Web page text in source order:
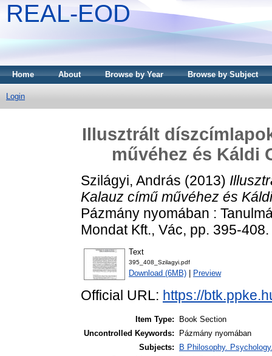
REAL-EOD
Home About Browse by Year Browse by Subject
Login
Illusztrált
művéhez és Káldi
Szilágyi, András (2013)
Kalauz című művéhez és
Pázmány nyomában :
Mondat Kft., Vác, pp. 395-
Text
395_408_Szilagyi.pdf
Download (6MB) Preview
Official URL: https://
Item Type:
Book Section
Uncontrolled Keywords:
Pázmány nyomában
Subjects:
B Philosophy.